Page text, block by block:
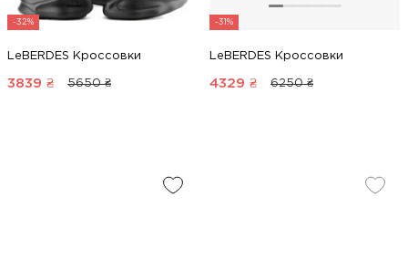
-32%
LeBERDES Кроссовки
3839 ₴ 5650 ₴
-31%
LeBERDES Кроссовки
4329 ₴ 6250 ₴